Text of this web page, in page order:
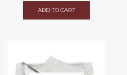
ADD TO CART